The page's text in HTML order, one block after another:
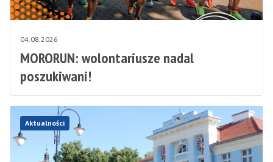
04.08.2026
MORORUN: wolontariusze nadal
poszukiwani!
Aktualności